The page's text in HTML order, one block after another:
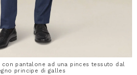
pantalone ad una pinces tessuto dal
principe di galles